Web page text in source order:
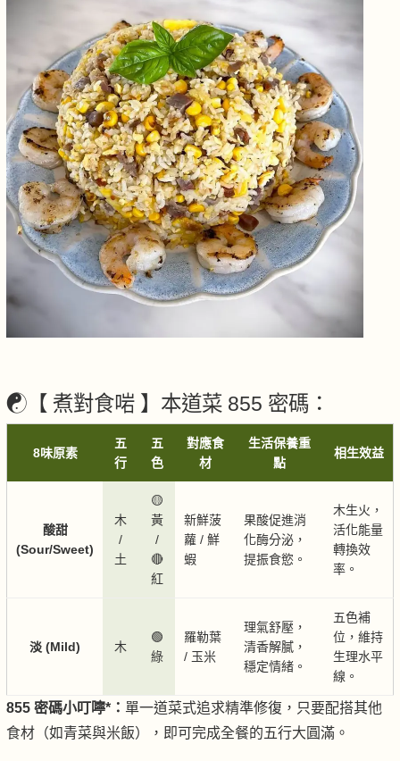
☯️【 煮對食啱 】本道菜 855 密碼：
8味原素
五
行
五
色
對應食
材
生活保養重
點
相生效益
酸甜
(Sour/Sweet)
木
/
土
🟡
黃
/
🔴
紅
新鮮菠
蘿 / 鮮
蝦
果酸促進消
化酶分泌，
提振食慾。
木生火，
活化能量
轉換效
率。
淡 (Mild) 木
🟢
綠
羅勒葉
/ 玉米
理氣舒壓，
清香解膩，
穩定情緒。
五色補
位，維持
生理水平
線。
855 密碼小叮嚀*： 單一道菜式追求精準修復，只要配搭其他
食材（如青菜與米飯），即可完成全餐的五行大圓滿。